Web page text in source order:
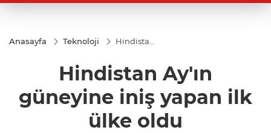
Anasayfa Teknoloji
Hindistan
iniş
yapan ilk
ülke oldu
Hindistan Ay'ın
güneyine iniş yapan ilk
ülke oldu